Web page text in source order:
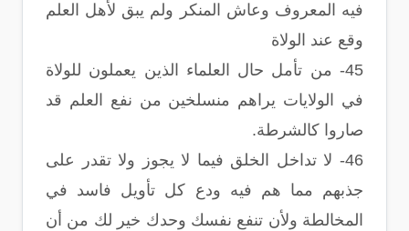
فيه المعروف وعاش المنكر ولم يبق لأهل العلم
وقع عند الولاة
45- من تأمل حال العلماء الذين يعملون للولاة
في الولايات يراهم منسلخين من نفع العلم قد
صاروا كالشرطة.
46- لا تداخل الخلق فيما لا يجوز ولا تقدر على
جذبهم مما هم فيه ودع كل تأويل فاسد في
المخالطة ولأن تنفع نفسك وحدك خير لك من أن